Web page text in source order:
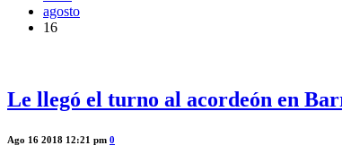
agosto
16
Le llegó el turno al acordeón en
Ago 16 2018 12:21 pm 0